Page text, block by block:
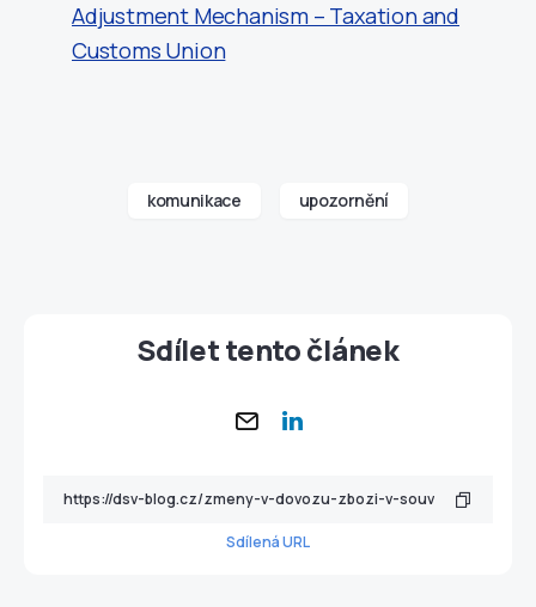
Adjustment Mechanism – Taxation and
Customs Union
komunikace upozornění
Sdílet tento článek
Sdílená URL